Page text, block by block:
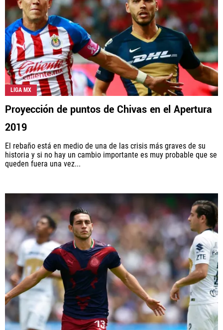
LIGA MX
Proyección de puntos de Chivas en el Apertura
2019
El rebaño está en medio de una de las crisis más graves de su
historia y si no hay un cambio importante es muy probable que se
queden fuera una vez...